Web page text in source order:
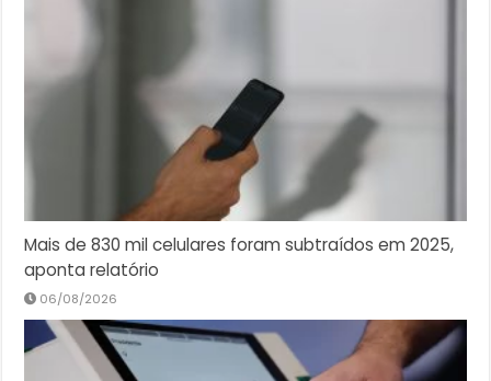
Mais de 830 mil celulares foram subtraídos em 2025,
aponta relatório
06/08/2026